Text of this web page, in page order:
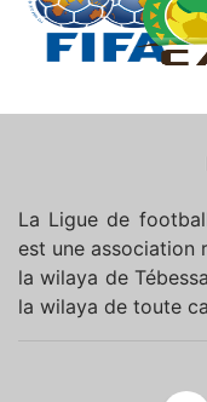
La Ligue de
est une association
la wilaya de
la wilaya de toute